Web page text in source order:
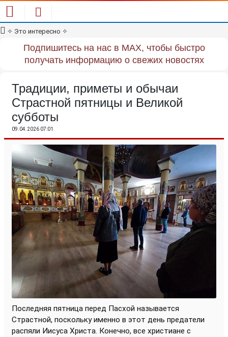
✧ Это интересно ✧
Подпишитесь на нас в MAX, чтобы быстро
получать информацию о свежих новостях
Традиции, приметы и обычаи
Страстной пятницы и Великой
субботы
09.04.2026 07:01
Последняя пятница перед Пасхой называется
Страстной, поскольку именно в этот день предатели
распяли Иисуса Христа. Конечно, все христиане с